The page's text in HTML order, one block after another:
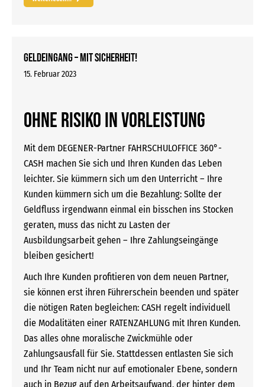
Geldeingang – mit Sicherheit!
15. Februar 2023
Ohne Risiko in Vorleistung
Mit dem DEGENER-Partner FAHRSCHULOFFICE 360°-
CASH machen Sie sich und Ihren Kunden das Leben
leichter. Sie kümmern sich um den Unterricht – Ihre
Kunden kümmern sich um die Bezahlung: Sollte der
Geldfluss irgendwann einmal ein bisschen ins Stocken
geraten, muss das nicht zu Lasten der
Ausbildungsarbeit gehen – Ihre Zahlungseingänge
bleiben gesichert!
Auch Ihre Kunden profitieren von dem neuen Partner,
sie können erst ihren Führerschein beenden und später
die nötigen Raten begleichen: CASH regelt individuell
die Modalitäten einer RATENZAHLUNG mit Ihren Kunden.
Das alles ohne moralische Zwickmühle oder
Zahlungsausfall für Sie. Stattdessen entlasten Sie sich
und Ihr Team nicht nur auf emotionaler Ebene, sondern
auch in Bezug auf den Arbeitsaufwand, der hinter dem